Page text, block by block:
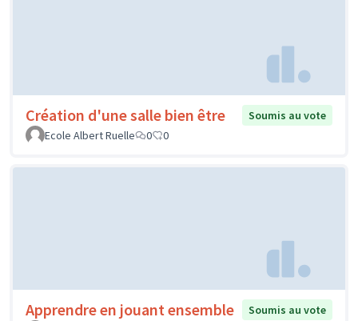
Création d'une salle bien être
Soumis au vote
Ecole Albert Ruelle
0 0
Apprendre en jouant ensemble
Soumis au vote